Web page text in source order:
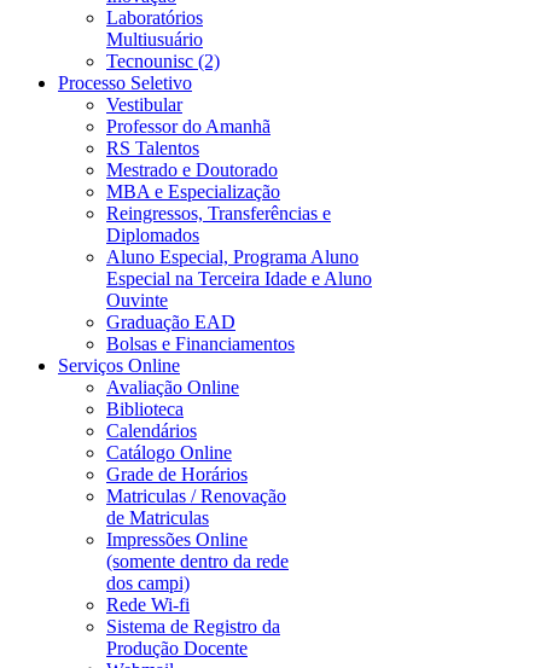
Laboratórios
Multiusuário
Tecnounisc (2)
Processo Seletivo
Vestibular
Professor do Amanhã
RS Talentos
Mestrado e Doutorado
MBA e Especialização
Reingressos, Transferências e
Diplomados
Aluno Especial, Programa Aluno
Especial na Terceira Idade e Aluno
Ouvinte
Graduação EAD
Bolsas e Financiamentos
Serviços Online
Avaliação Online
Biblioteca
Calendários
Catálogo Online
Grade de Horários
Matriculas / Renovação
de Matriculas
Impressões Online
(somente dentro da rede
dos campi)
Rede Wi-fi
Sistema de Registro da
Produção Docente